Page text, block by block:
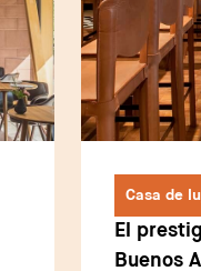
Casa de
El
Buenos